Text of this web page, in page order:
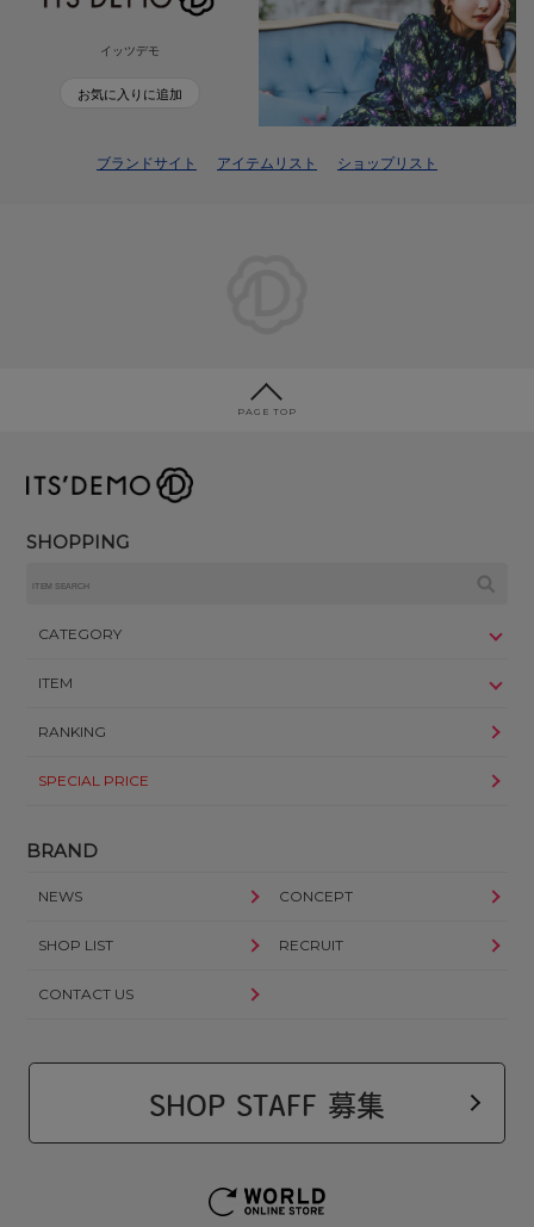
イッツデモ
お気に入りに追加
ブランドサイト アイテムリスト ショップリスト
PAGE TOP
SHOPPING
CATEGORY
ITEM
RANKING
SPECIAL PRICE
BRAND
NEWS CONCEPT
SHOP LIST RECRUIT
CONTACT US
SHOP STAFF 募集